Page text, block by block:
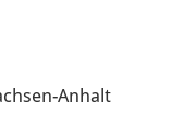
Anhalt